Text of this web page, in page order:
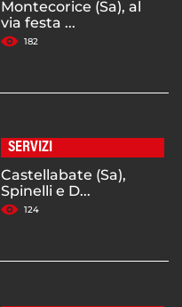
Montecorice (Sa), al
via festa ...
182
SERVIZI
Castellabate (Sa),
Spinelli e D...
124